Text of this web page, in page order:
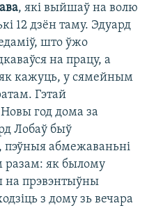
, які выйшаў на волю
12 дзён таму. Эдуард
што ўжо
на працу, а
як кажуць, у сямейным
Гэтай
год дома за
Лобаў быў
пэўныя абмежаваньні
разам: як былому
на прэвэнтыўны
з дому зь вечара